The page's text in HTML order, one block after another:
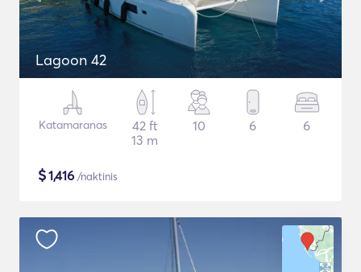
Lagoon 42
Katamaranas
42 ft
13 m
10 6 6
$1,416 /naktinis